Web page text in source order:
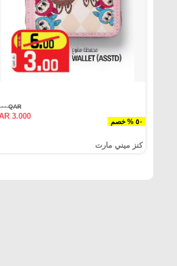
٥٠ % خصم
QAR ٦.٠٠٠
3.000
كنز ميني مارت